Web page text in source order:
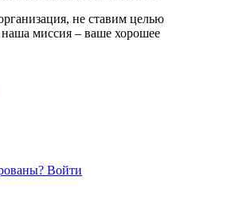
не ставим целью
миссия – ваше хорошее
Войти